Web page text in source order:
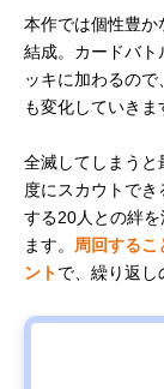
本作では個性豊か
結成。カードバト
ッキに加わるの
も変化していきま
全滅してしまうと
度にスカウトで
する20人との絆
ます。 周回するこ
ントで、繰り返し